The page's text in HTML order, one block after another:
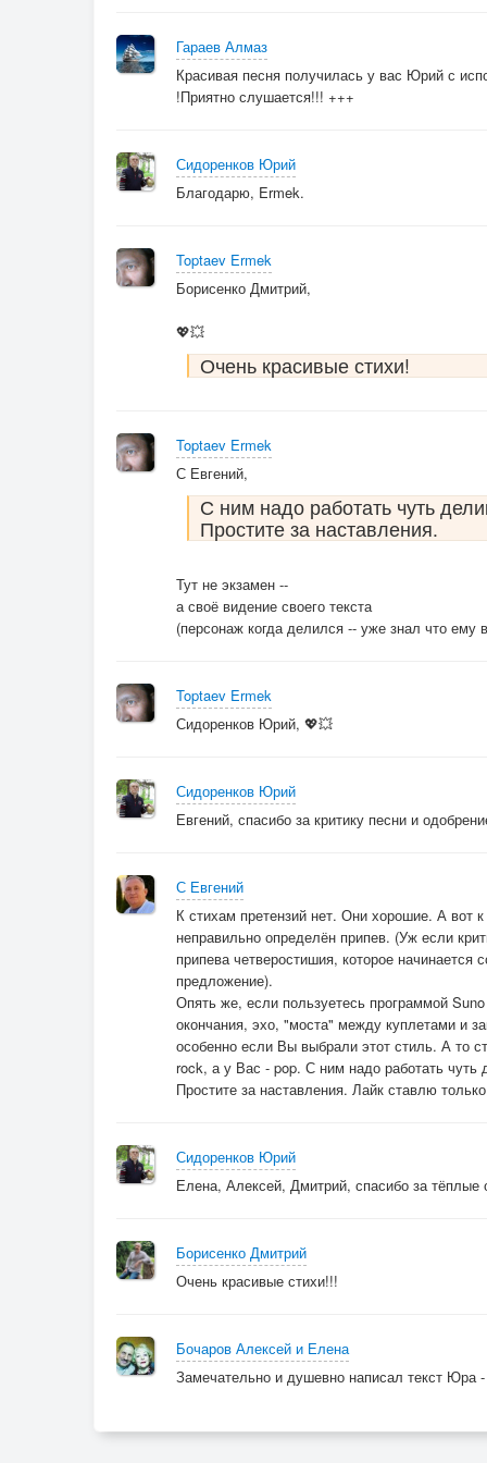
(припев)
Гараев Алмаз
Красивая песня получилась у вас Юрий с
!Приятно слушается!!! +++
Сидоренков Юрий
Благодарю, Ermek.
Toptaev Ermek
Борисенко Дмитрий,
💖💥
Очень красивые стихи!
Toptaev Ermek
С Евгений,
С ним надо работать чуть
Простите за наставления.
Тут не экзамен --
а своё видение своего текста
(персонаж когда делился -- уже знал что ему
Toptaev Ermek
Сидоренков Юрий, 💖💥
Сидоренков Юрий
Евгений, спасибо за критику песни и
С Евгений
К стихам претензий нет. Они хорошие. А вот
неправильно определён припев. (Уж если
припева четверостишия, которое
предложение).
Опять же, если пользуетесь программой
окончания, эхо, "моста" между куплетами и
особенно если Вы выбрали этот стиль. А то
rock, а у Вас - pop. С ним надо работать чуть
Простите за наставления. Лайк ставлю
Сидоренков Юрий
Елена, Алексей, Дмитрий, спасибо за тёплые
Борисенко Дмитрий
Очень красивые стихи!!!
Бочаров Алексей и Елена
Замечательно и душевно написал текст Юра